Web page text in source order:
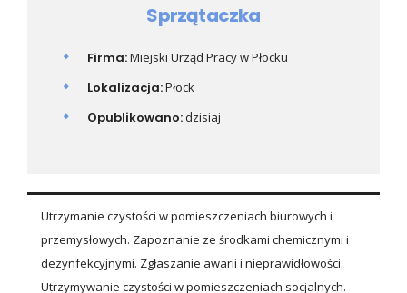
Sprzątaczka
Firma:Miejski Urząd Pracy w Płocku
Lokalizacja:Płock
Opublikowano:dzisiaj
Utrzymanie czystości w pomieszczeniach biurowych i
przemysłowych. Zapoznanie ze środkami chemicznymi i
dezynfekcyjnymi. Zgłaszanie awarii i nieprawidłowości.
Utrzymywanie czystości w pomieszczeniach socjalnych.